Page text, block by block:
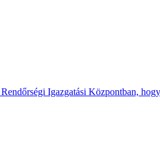
Igazgatási Központban,